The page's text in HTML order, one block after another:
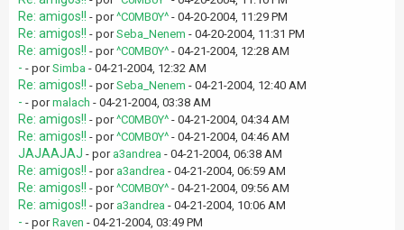
Re: amigos!! - por^C0MB0Y^ - 04-20-2004, 11:29 PM
Re: amigos!! - porSeba_Nenem - 04-20-2004, 11:31 PM
Re: amigos!! - por^C0MB0Y^ - 04-21-2004, 12:28 AM
- - porSimba - 04-21-2004, 12:32 AM
Re: amigos!! - porSeba_Nenem - 04-21-2004, 12:40 AM
- - pormalach - 04-21-2004, 03:38 AM
Re: amigos!! - por^C0MB0Y^ - 04-21-2004, 04:34 AM
Re: amigos!! - por^C0MB0Y^ - 04-21-2004, 04:46 AM
JAJAAJAJ - por a3andrea - 04-21-2004, 06:38 AM
Re: amigos!! - por a3andrea - 04-21-2004, 06:59 AM
Re: amigos!! - por^C0MB0Y^ - 04-21-2004, 09:56 AM
Re: amigos!! - por a3andrea - 04-21-2004, 10:06 AM
- - porRaven - 04-21-2004, 03:49 PM